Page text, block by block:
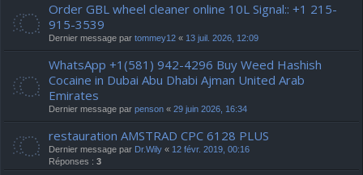
Order GBL wheel cleaner online 10L Signal:: +1 215-
915-3539
Dernier message par tommey12 « 13 juil. 2026, 12:09
WhatsApp +1(581) 942-4296 Buy Weed Hashish
Cocaine in Dubai Abu Dhabi Ajman United Arab
Emirates
Dernier message par penson « 29 juin 2026, 16:34
restauration AMSTRAD CPC 6128 PLUS
Dernier message par Dr.Wily « 12 févr. 2019, 00:16
Réponses : 3